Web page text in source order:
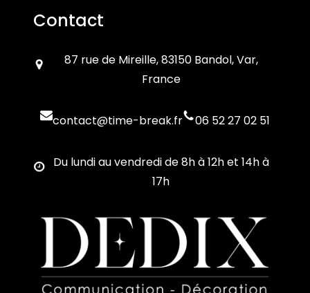
Contact
87 rue de Mireille, 83150 Bandol, Var,
France
contact@time-break.fr 06 52 27 02 51
Du lundi au vendredi de 8h à 12h et 14h à
17h